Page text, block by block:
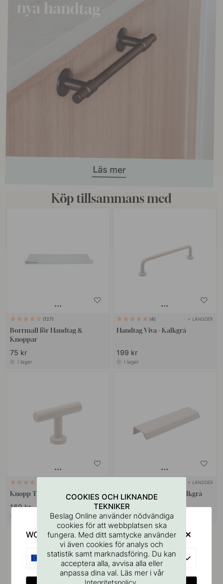
Köp tillsammans med
127
Borrmall för Handtag &
Knoppar
75 kr
I lager
4 + LÄNGDER
Handtag Viva - Kalkgrå
199 kr
I lager
Knopp T Viva - Kalkgrå
169 kr
+ LÄNGDER
Profilhandtag Side - Kalkgrå
85 kr
I lager
COOKIES OCH LIKNANDE
TEKNIKER
Beslag Online använder nödvändiga
cookies för att webbplatsen ska
fungera. Med ditt samtycke använder
vi även cookies för analys och
statistik samt marknadsföring. Du kan
acceptera alla, avvisa alla eller
anpassa dina val. Läs mer i vår
Integritetspolicy
WOULD YOU RATHER VISIT?
EU